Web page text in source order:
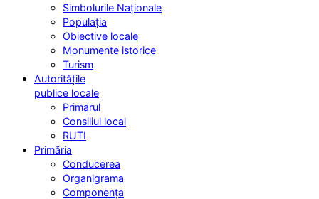
Simbolurile Naționale
Populația
Obiective locale
Monumente istorice
Turism
Autoritățile
publice locale
Primarul
Consiliul local
RUTI
Primăria
Conducerea
Organigrama
Componența